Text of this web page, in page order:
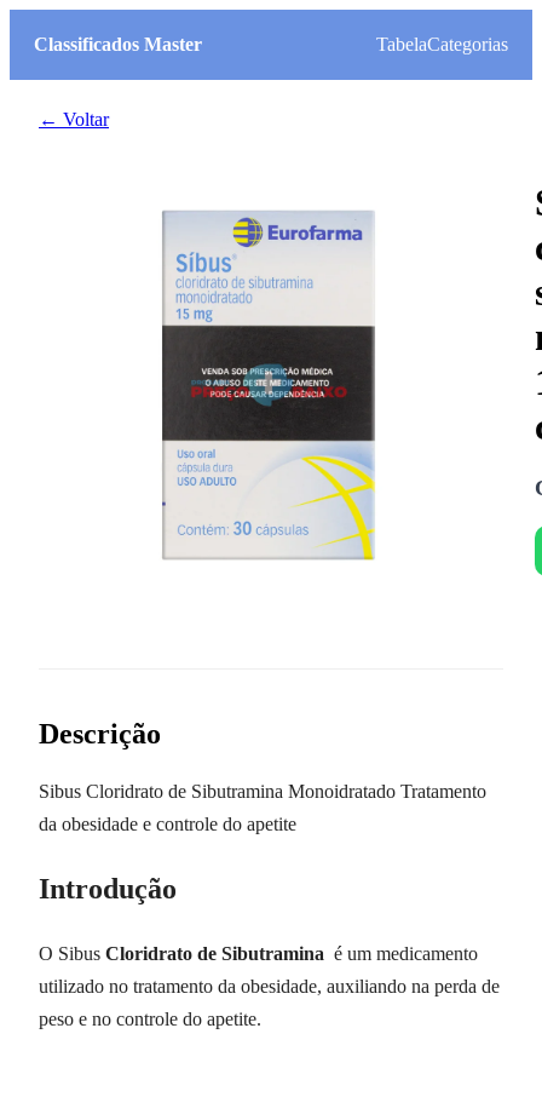
Classificados Master TabelaCategorias
← Voltar
Descrição
Sibus Cloridrato de Sibutramina Monoidratado Tratamento
da obesidade e controle do apetite
Introdução
O Sibus Cloridrato de Sibutramina é um medicamento
utilizado no tratamento da obesidade, auxiliando na perda de
peso e no controle do apetite.